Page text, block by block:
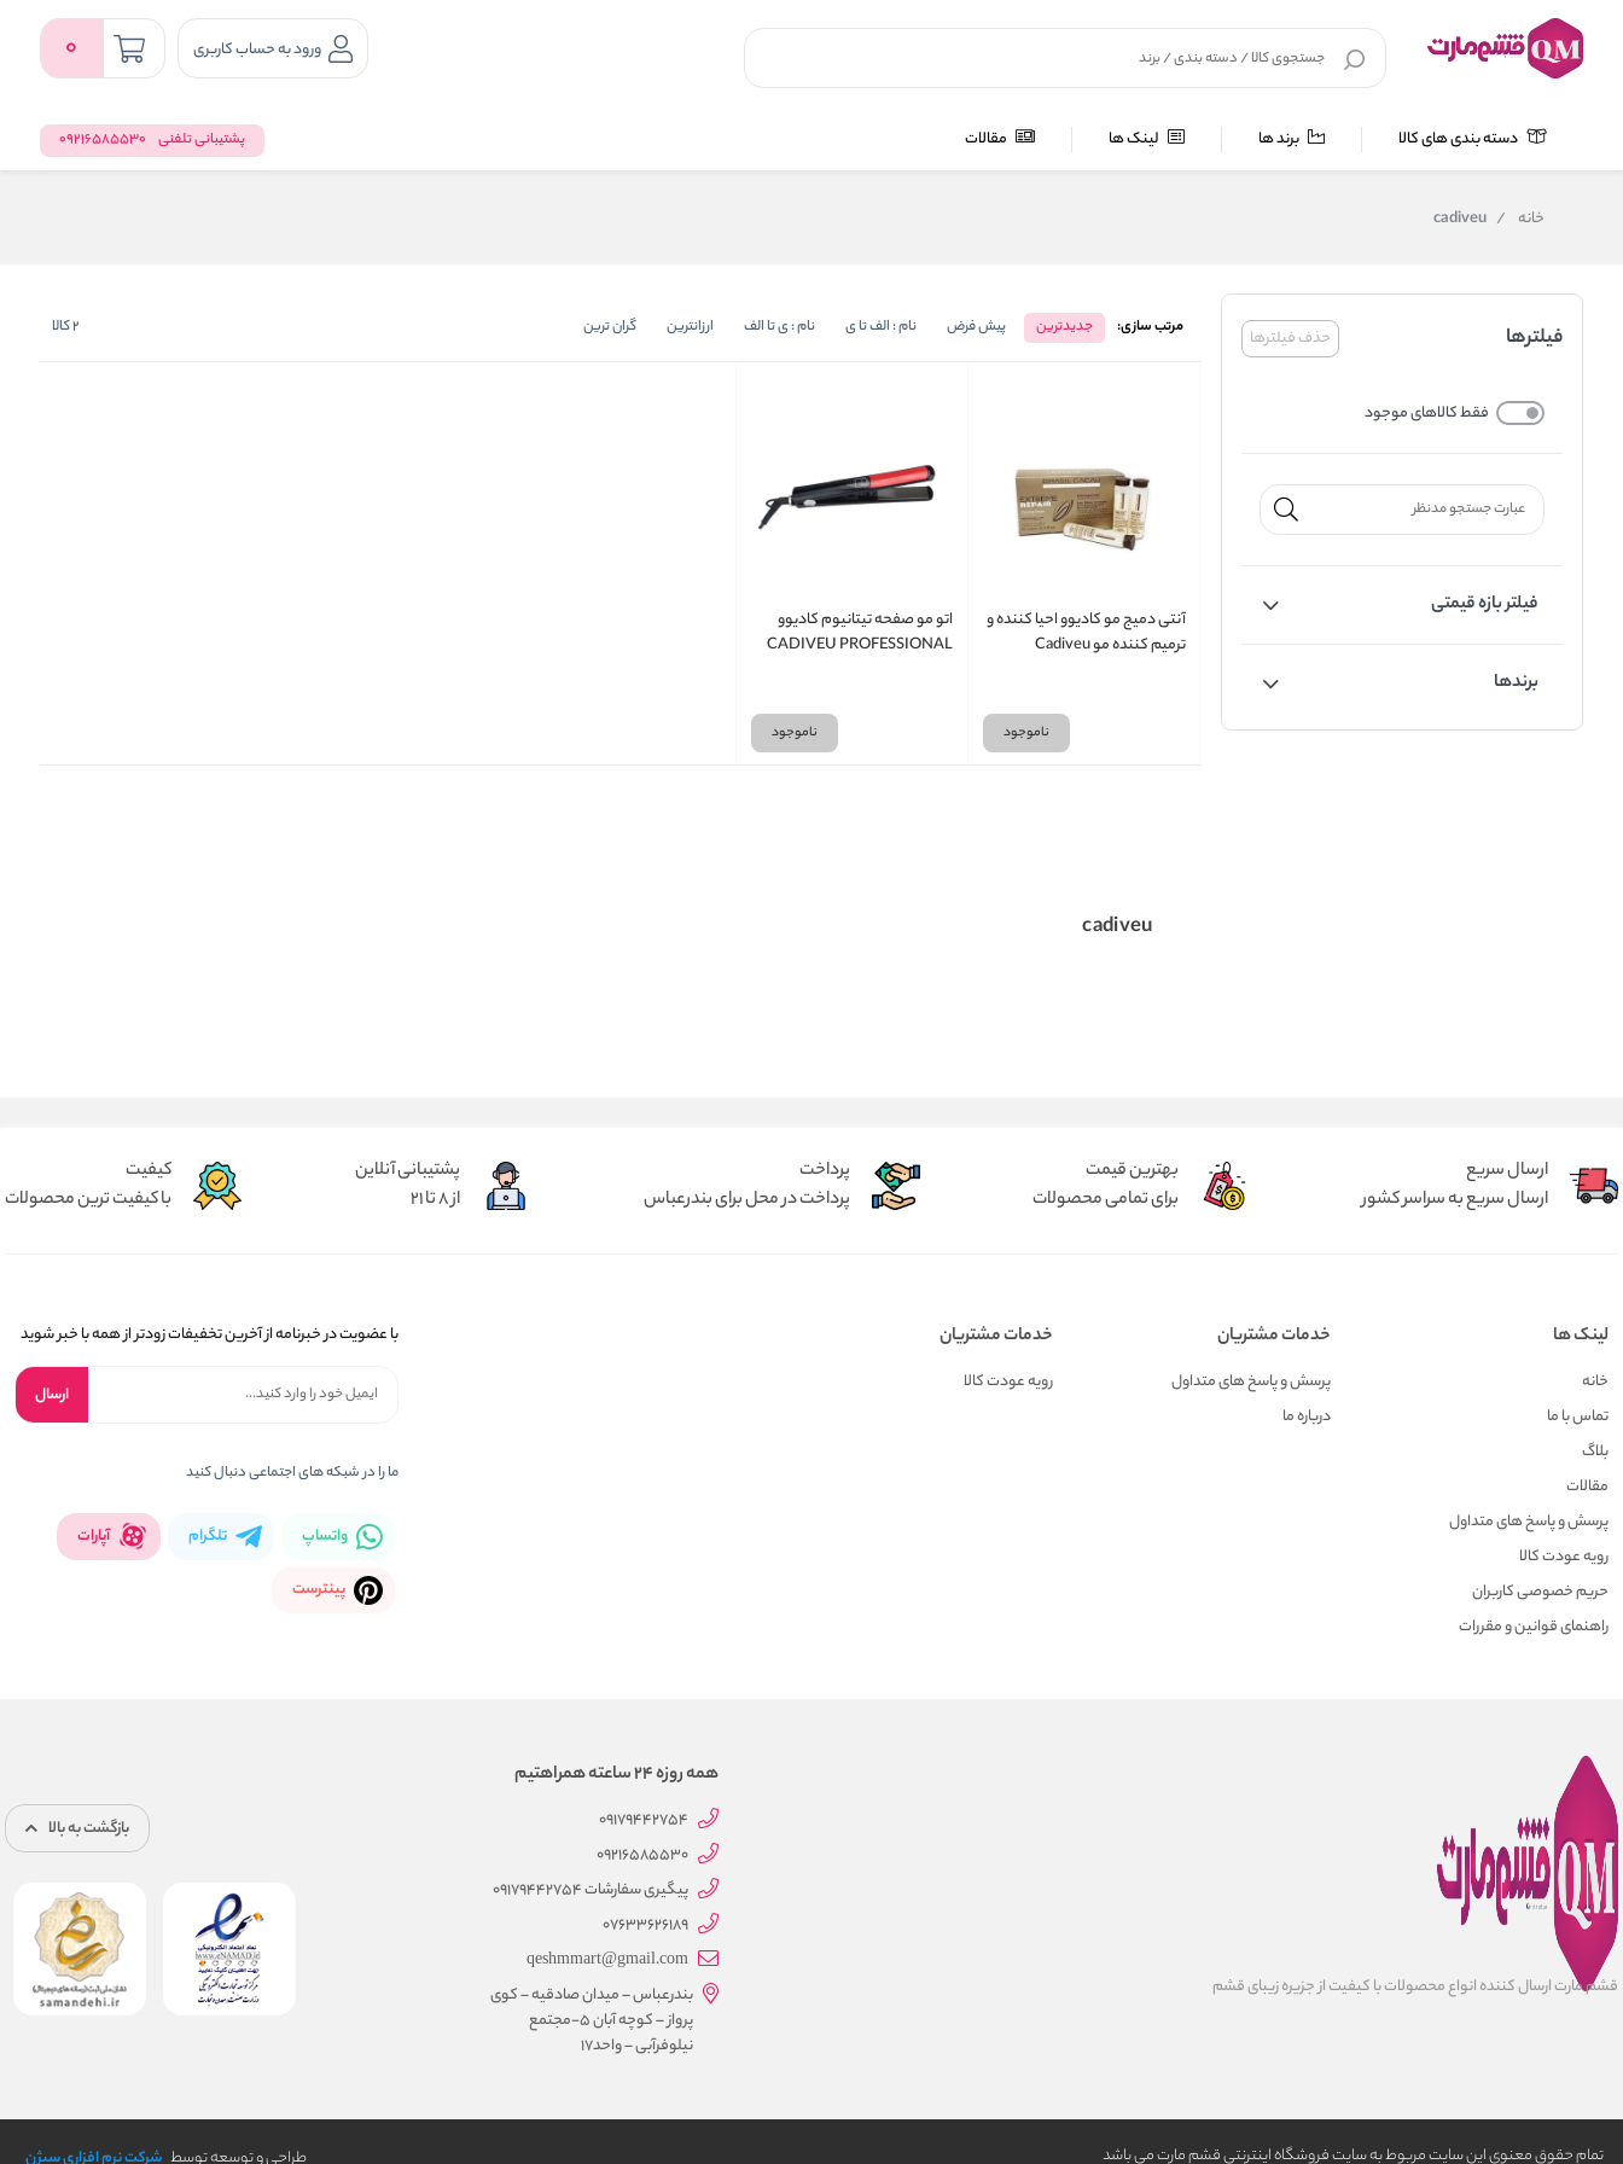
ورود به حساب کاربری 0
دسته بندی های کالا برند ها لینک ها مقالات پشتیبانی تلفنی 09216585530
خانه /
cadiveu
حذف فیلترها فیلترها
فقط کالاهای موجود
فیلتر بازه قیمتی
برندها
مرتب سازی: جدیدترین پیش فرض نام : الف تا ی نام : ی تا الف ارزانترین گران ترین 2کالا
آنتی دمیج مو کادیوو احیا کننده و
ترمیم کننده مو Cadiveu
ناموجود
اتو مو صفحه تیتانیوم کادیوو
CADIVEU PROFESSIONAL
ناموجود
cadiveu
ارسال سریع
ارسال سریع به سراسر کشور
بهترین قیمت
برای تمامی محصولات
پرداخت
پرداخت در محل برای بندرعباس
پشتیبانی آنلاین
از 8 تا 21
کیفیت
با کیفیت ترین محصولات
لینک ها
خانه
تماس با ما
بلاگ
مقالات
پرسش و پاسخ های متداول
رویه عودت کالا
حریم خصوصی کاربران
راهنمای قوانین و مقررات
خدمات مشتریان
پرسش و پاسخ های متداول
درباره ما
خدمات مشتریان
رویه عودت کالا
با عضویت در خبرنامه از آخرین تخفیفات زودتر از همه با خبر شوید
ارسال
ما را در شبکه های اجتماعی دنبال کنید
واتساپ تلگرام آپارات
پینترست
قشم مارت ارسال کننده انواع محصولات با کیفیت از جزیره زیبای قشم
همه روزه 24 ساعته همراهتیم
09179442754
09216585530
پیگیری سفارشات 09179442754
07633626189
qeshmmart@gmail.com
بندرعباس – میدان صادقیه – کوی
پرواز – کوچه آبان 5-مجتمع
نیلوفرآبی – واحد17
بازگشت به بالا
تمام حقوق معنوی این سایت مربوط به سایت فروشگاه اینترنتی قشم مارت می باشد